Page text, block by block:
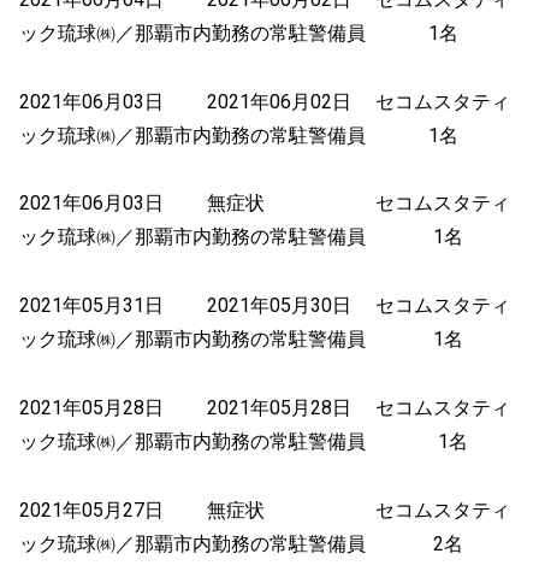
ック琉球㈱／那覇市内勤務の常駐警備員 1名
2021年06月03日 2021年06月02日 セコムスタティ
ック琉球㈱／那覇市内勤務の常駐警備員 1名
2021年06月03日 無症状 セコムスタティ
ック琉球㈱／那覇市内勤務の常駐警備員 1名
2021年05月31日 2021年05月30日 セコムスタティ
ック琉球㈱／那覇市内勤務の常駐警備員 1名
2021年05月28日 2021年05月28日 セコムスタティ
ック琉球㈱／那覇市内勤務の常駐警備員 1名
2021年05月27日 無症状 セコムスタティ
ック琉球㈱／那覇市内勤務の常駐警備員 2名